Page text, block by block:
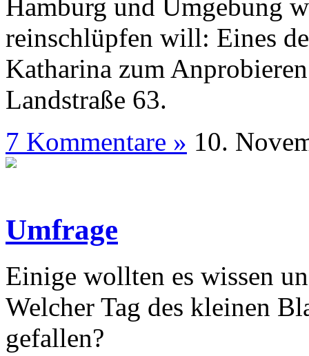
Hamburg und Umgebung
reinschlüpfen will: Eines
Katharina zum
Landstraße 63.
7 Kommentare » 10.
Umfrage
Einige wollten es wissen
Welcher Tag des kleinen
gefallen?